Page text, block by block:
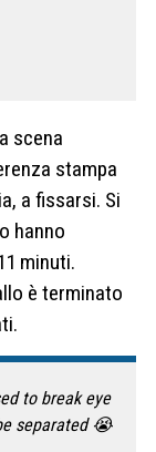
scena
stampa
a fissarsi. Si
hanno
minuti.
è terminato
to break eye
separated 😭